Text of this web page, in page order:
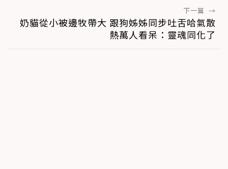
下一篇 →
奶貓從小被邊牧帶大 跟狗姊姊同步吐舌哈氣散
熱萬人看呆：靈魂同化了